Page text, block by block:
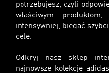
potrzebujesz, czyli
właściwym
intensywniej, biegać
cele.
Odkryj nasz sklep
najnowsze kolekcje